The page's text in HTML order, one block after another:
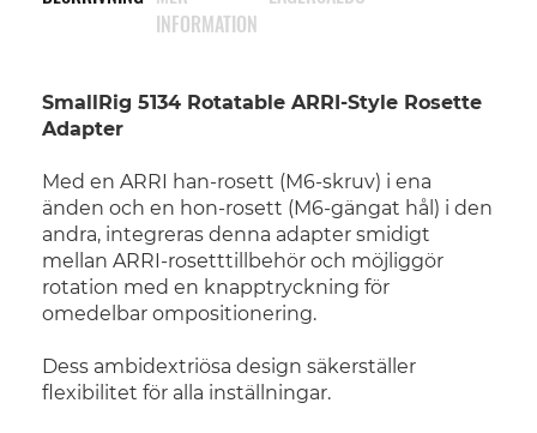
SmallRig 5134 Rotatable ARRI-Style Rosette
Adapter
Med en ARRI han-rosett (M6-skruv) i ena
änden och en hon-rosett (M6-gängat hål) i den
andra, integreras denna adapter smidigt
mellan ARRI-rosetttillbehör och möjliggör
rotation med en knapptryckning för
omedelbar ompositionering.
Dess ambidextriösa design säkerställer
flexibilitet för alla inställningar.
INFORMATION